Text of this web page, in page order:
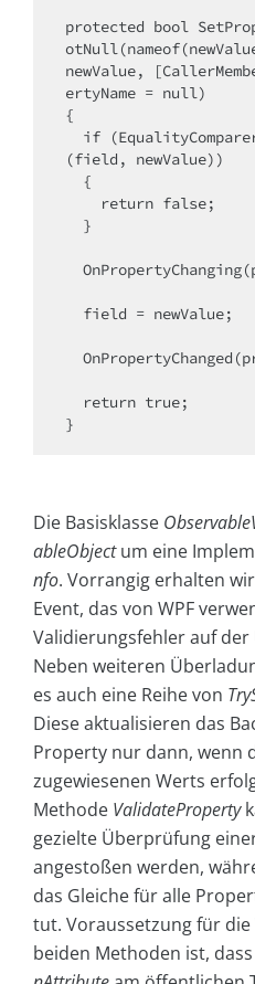
protected bool
newValue,
ertyName = null)
{
(field, newValue))
Die Basisklasse
ableObjectum eine
nfo. Vorrangig erhalten
Event, das von WPF
Validierungsfehler auf
Neben weiteren
es auch eine Reihe von
Diese aktualisieren das
Property nur dann, wenn
zugewiesenen Werts
Methode ValidateProperty
gezielte Überprüfung
angestoßen werden,
das Gleiche für alle
tut. Voraussetzung für
beiden Methoden ist,